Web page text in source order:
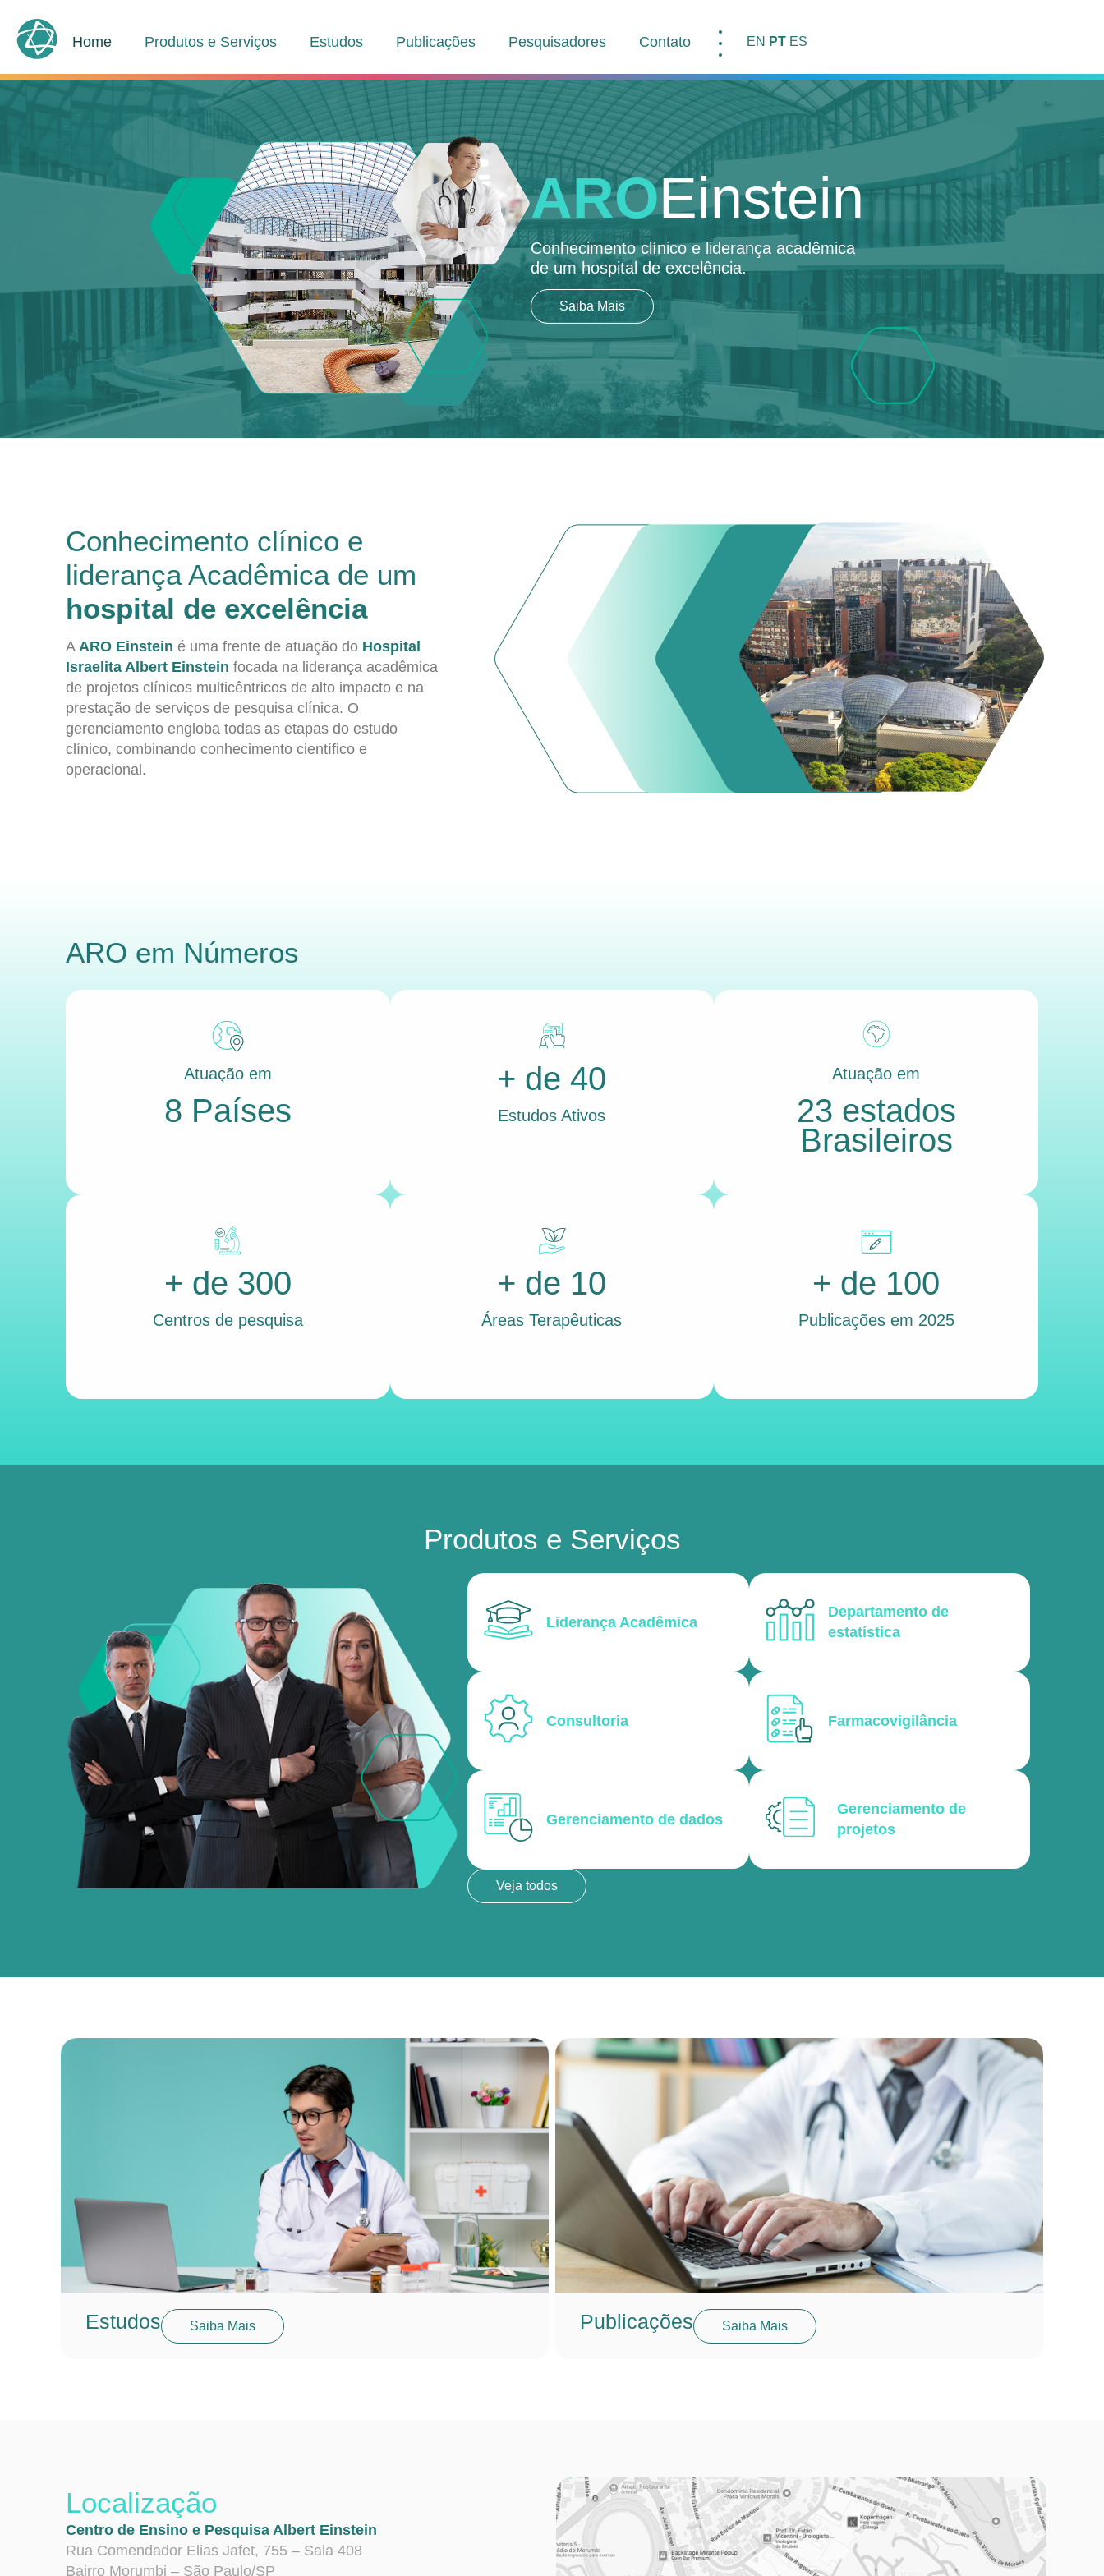
Home Produtos e Serviços Estudos Publicações Pesquisadores Contato EN PT ES
AROEinstein
Conhecimento clínico e liderança acadêmica
de um hospital de excelência.
Saiba Mais
Conhecimento clínico e
liderança Acadêmica de um
hospital de excelência
A ARO Einstein é uma frente de atuação do Hospital
Israelita Albert Einstein focada na liderança acadêmica
de projetos clínicos multicêntricos de alto impacto e na
prestação de serviços de pesquisa clínica. O
gerenciamento engloba todas as etapas do estudo
clínico, combinando conhecimento científico e
operacional.
ARO em Números
Atuação em
8 Países
+ de 40
Estudos Ativos
Atuação em
23 estados
Brasileiros
+ de 300
Centros de pesquisa
+ de 10
Áreas Terapêuticas
+ de 100
Publicações em 2025
Produtos e Serviços
Liderança Acadêmica
Departamento de
estatística
Consultoria Farmacovigilância
Gerenciamento de dados
Gerenciamento de
projetos
Veja todos
Estudos Saiba Mais Publicações Saiba Mais
Localização
Centro de Ensino e Pesquisa Albert Einstein
Rua Comendador Elias Jafet, 755 – Sala 408
Bairro Morumbi – São Paulo/SP